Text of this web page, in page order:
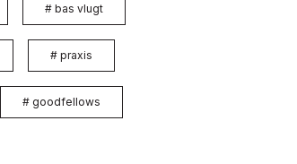
# bas vlugt
# praxis
# goodfellows